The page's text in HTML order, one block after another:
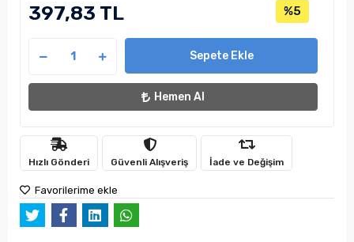
397,83 TL %5
Sepete Ekle
Hemen Al
Hızlı Gönderi Güvenli Alışveriş İade ve Değişim
Favorilerime ekle